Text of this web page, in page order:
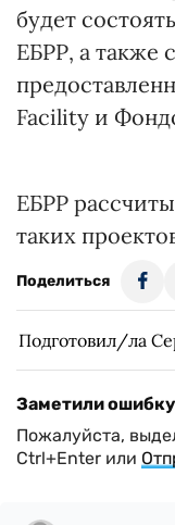
будет
ЕБРР, а также
Facility и
ЕБРР
таких
Поделиться
Подготовил/ла
Заметили
Пожалуйста,
Ctrl+Enter или